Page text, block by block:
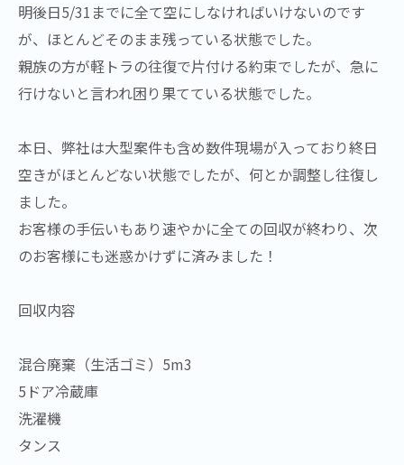
明後日5/31までに全て空にしなければいけないのです
が、ほとんどそのまま残っている状態でした。
親族の方が軽トラの往復で片付ける約束でしたが、急に
行けないと言われ困り果てている状態でした。
本日、弊社は大型案件も含め数件現場が入っており終日
空きがほとんどない状態でしたが、何とか調整し往復し
ました。
お客様の手伝いもあり速やかに全ての回収が終わり、次
のお客様にも迷惑かけずに済みました！
回収内容
混合廃棄（生活ゴミ）5m3
5ドア冷蔵庫
洗濯機
タンス